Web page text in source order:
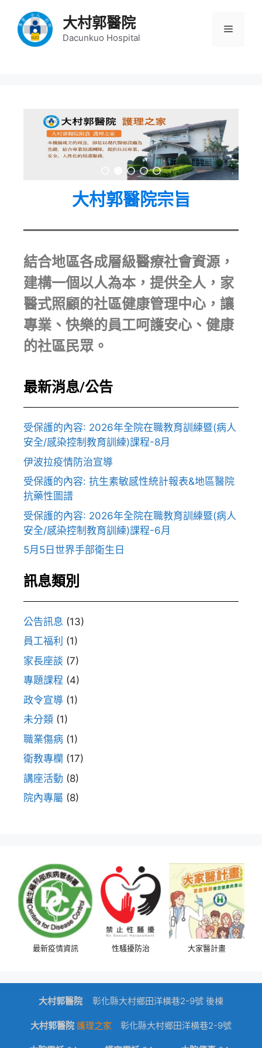
大村郭醫院
Dacunkuo Hospital
大村郭醫院宗旨
結合地區各成層級醫療社會資源，
建構一個以人為本，提供全人，家
醫式照顧的社區健康管理中心，讓
專業、快樂的員工呵護安心、健康
的社區民眾。
最新消息/公告
受保護的內容: 2026年全院在職教育訓練暨(病人
安全/感染控制教育訓練)課程-8月
伊波拉疫情防治宣導
受保護的內容: 抗生素敏感性統計報表&地區醫院
抗藥性圖譜
受保護的內容: 2026年全院在職教育訓練暨(病人
安全/感染控制教育訓練)課程-6月
5月5日世界手部衛生日
訊息類別
公告訊息 (13)
員工福利 (1)
家長座談 (7)
專題課程 (4)
政令宣導 (1)
未分類 (1)
職業傷病 (1)
衛教專欄 (17)
講座活動 (8)
院內專屬 (8)
最新疫情資訊 性騷擾防治 大家醫計畫
大村郭醫院 彰化縣大村鄉田洋橫巷2-9號 後棟
大村郭醫院 護理之家 彰化縣大村鄉田洋橫巷2-9號